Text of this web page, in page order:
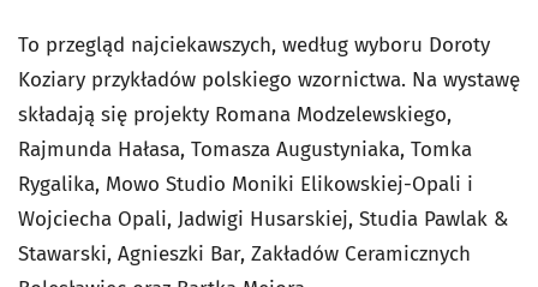
To przegląd najciekawszych, według wyboru Doroty
Koziary przykładów polskiego wzornictwa. Na wystawę
składają się projekty Romana Modzelewskiego,
Rajmunda Hałasa, Tomasza Augustyniaka, Tomka
Rygalika, Mowo Studio Moniki Elikowskiej-Opali i
Wojciecha Opali, Jadwigi Husarskiej, Studia Pawlak &
Stawarski, Agnieszki Bar, Zakładów Ceramicznych